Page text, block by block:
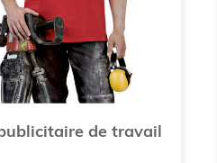
à travers nos gammes
rigoureuse des textiles et
de travail